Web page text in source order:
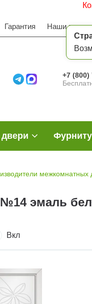
Гарантия Наши
+7 (800)
межкомнатных
эмаль
Вкл